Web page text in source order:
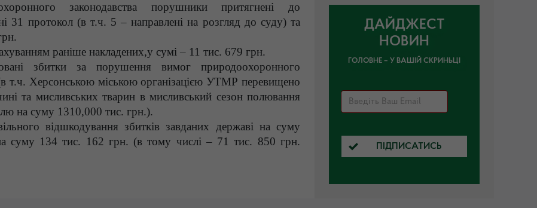
законодавства порушники притягнені до
31 протокол (в т.ч. 5 – направлені на розгляд до суду) та
раніше накладених,у сумі – 11 тис. 679 грн.
збитки за порушення вимог природоохоронного
т.ч. Херсонською міською організацією УТМР перевищено
та мисливських тварин в мисливський сезон полювання
на суму 1310,000 тис. грн.).
відшкодування збитків завданих державі на суму
суму 134 тис. 162 грн. (в тому числі – 71 тис. 850 грн.
ДАЙДЖЕСТ
НОВИН
ГОЛОВНЕ – У ВАШІЙ СКРИНЬЦІ
ПІДПИСАТИСЬ